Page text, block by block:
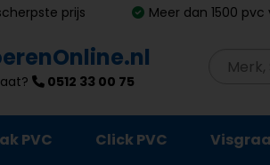
prijs Meer dan 1500 pvc
0512 33 00 75
PVC Click PVC